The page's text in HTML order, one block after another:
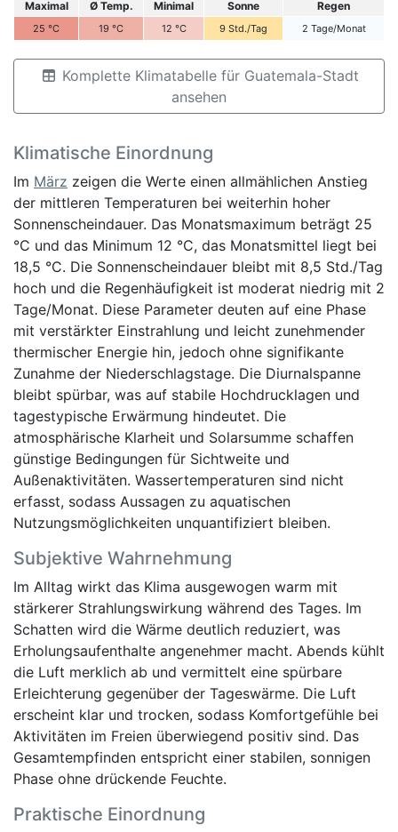
Maximal Ø Temp. Minimal Sonne Regen
25 °C 19 °C 12 °C 9 Std./Tag 2 Tage/Monat
Komplette Klimatabelle für Guatemala-Stadt
ansehen
Klimatische Einordnung
Im März zeigen die Werte einen allmählichen Anstieg
der mittleren Temperaturen bei weiterhin hoher
Sonnenscheindauer. Das Monatsmaximum beträgt 25
°C und das Minimum 12 °C, das Monatsmittel liegt bei
18,5 °C. Die Sonnenscheindauer bleibt mit 8,5 Std./Tag
hoch und die Regenhäufigkeit ist moderat niedrig mit 2
Tage/Monat. Diese Parameter deuten auf eine Phase
mit verstärkter Einstrahlung und leicht zunehmender
thermischer Energie hin, jedoch ohne signifikante
Zunahme der Niederschlagstage. Die Diurnalspanne
bleibt spürbar, was auf stabile Hochdrucklagen und
tagestypische Erwärmung hindeutet. Die
atmosphärische Klarheit und Solarsumme schaffen
günstige Bedingungen für Sichtweite und
Außenaktivitäten. Wassertemperaturen sind nicht
erfasst, sodass Aussagen zu aquatischen
Nutzungsmöglichkeiten unquantifiziert bleiben.
Subjektive Wahrnehmung
Im Alltag wirkt das Klima ausgewogen warm mit
stärkerer Strahlungswirkung während des Tages. Im
Schatten wird die Wärme deutlich reduziert, was
Erholungsaufenthalte angenehmer macht. Abends kühlt
die Luft merklich ab und vermittelt eine spürbare
Erleichterung gegenüber der Tageswärme. Die Luft
erscheint klar und trocken, sodass Komfortgefühle bei
Aktivitäten im Freien überwiegend positiv sind. Das
Gesamtempfinden entspricht einer stabilen, sonnigen
Phase ohne drückende Feuchte.
Praktische Einordnung